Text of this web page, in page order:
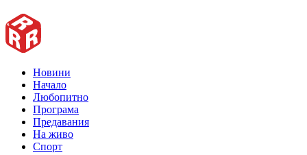
Новини
Начало
Любопитно
Програма
Предавания
На живо
Спорт